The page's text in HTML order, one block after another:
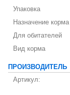
Упаковка
Назначение корма
Для обитателей
Вид корма
ПРОИЗВОДИТЕЛЬ
Артикул: